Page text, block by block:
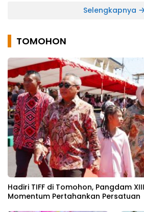
Selengkapnya
TOMOHON
Hadiri TIFF di Tomohon, Pangdam
Momentum Pertahankan Persatuan